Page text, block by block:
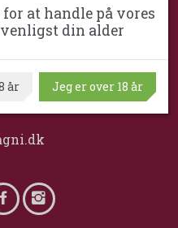
at handle på vores
din alder
år Jeg er over 18 år